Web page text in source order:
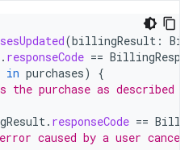
(billingResult :
. responseCode ==
in purchases)
{
the purchase as described
. responseCode ==
caused by a user